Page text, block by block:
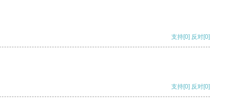
支持[0] 反对[0]
支持[0] 反对[0]